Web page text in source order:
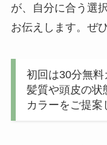
が、自分に合う選
お伝えします。ぜ
初回は30分無
髪質や頭皮の状
カラーをご提案